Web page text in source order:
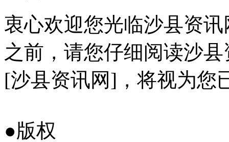
衷心欢迎您光临沙县资
之前，请您仔细阅读沙
[沙县资讯网]，将视为您
●版权